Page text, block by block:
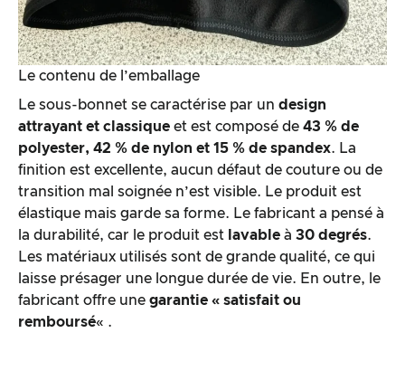
Le contenu de l’emballage
Le sous-bonnet se caractérise par un design
attrayant et classique et est composé de 43 % de
polyester, 42 % de nylon et 15 % de spandex. La
finition est excellente, aucun défaut de couture ou de
transition mal soignée n’est visible. Le produit est
élastique mais garde sa forme. Le fabricant a pensé à
la durabilité, car le produit est
lavable à 30 degrés.
Les matériaux utilisés sont de grande qualité, ce qui
laisse présager une longue durée de vie. En outre, le
fabricant offre une garantie « satisfait ou
remboursé« .